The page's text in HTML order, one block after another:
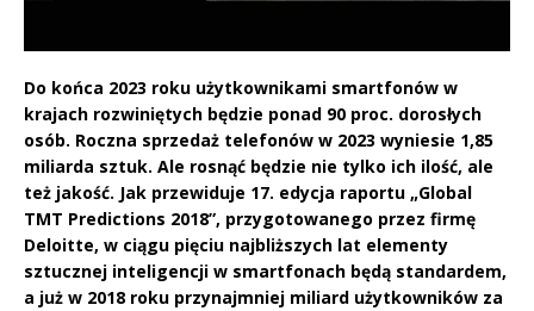
Do końca 2023 roku użytkownikami smartfonów w
krajach rozwiniętych będzie ponad 90 proc. dorosłych
osób. Roczna sprzedaż telefonów w 2023 wyniesie 1,85
miliarda sztuk. Ale rosnąć będzie nie tylko ich ilość, ale
też jakość. Jak przewiduje 17. edycja raportu „Global
TMT Predictions 2018”, przygotowanego przez firmę
Deloitte, w ciągu pięciu najbliższych lat elementy
sztucznej inteligencji w smartfonach będą standardem,
a już w 2018 roku przynajmniej miliard użytkowników za